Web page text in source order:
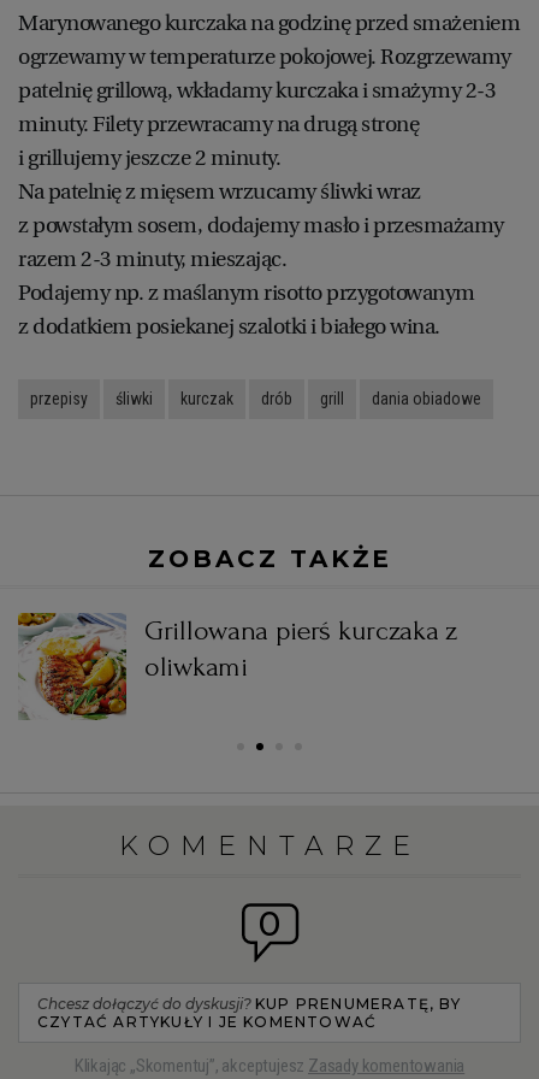
WROCŁAW
ZAKOPANE
ZIELONA GÓRA
Marynowanego kurczaka na godzinę przed smażeniem
ogrzewamy w temperaturze pokojowej. Rozgrzewamy
patelnię grillową, wkładamy kurczaka i smażymy 2-3
minuty. Filety przewracamy na drugą stronę
i grillujemy jeszcze 2 minuty.
Na patelnię z mięsem wrzucamy śliwki wraz
z powstałym sosem, dodajemy masło i przesmażamy
razem 2-3 minuty, mieszając.
Podajemy np. z maślanym risotto przygotowanym
z dodatkiem posiekanej szalotki i białego wina.
przepisy śliwki kurczak drób grill dania obiadowe
ZOBACZ TAKŻE
Grillowana pierś kurczaka z
oliwkami
KOMENTARZE
0
Chcesz dołączyć do dyskusji? KUP PRENUMERATĘ, BY
CZYTAĆ ARTYKUŁY I JE KOMENTOWAĆ
Klikając „Skomentuj”, akceptujesz Zasady komentowania